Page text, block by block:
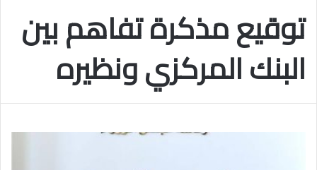
توقيع مذكرة تفاهم بين
البنك المركزي ونظيره